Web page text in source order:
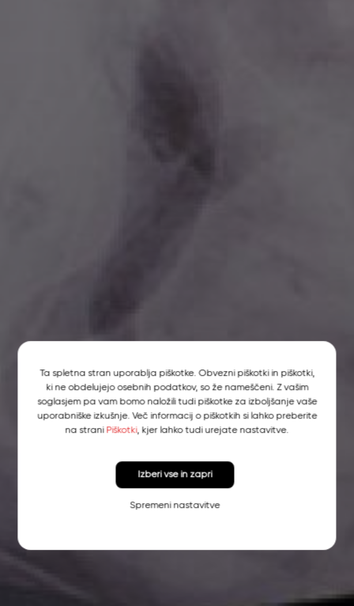
Ta spletna stran uporablja piškotke. Obvezni piškotki in piškotki,
ki ne obdelujejo osebnih podatkov, so že nameščeni. Z vašim
soglasjem pa vam bomo naložili tudi piškotke za izboljšanje vaše
uporabniške izkušnje. Več informacij o piškotkih si lahko preberite
na strani Piškotki, kjer lahko tudi urejate nastavitve.
Spremeni nastavitve
Izberi vse in zapri